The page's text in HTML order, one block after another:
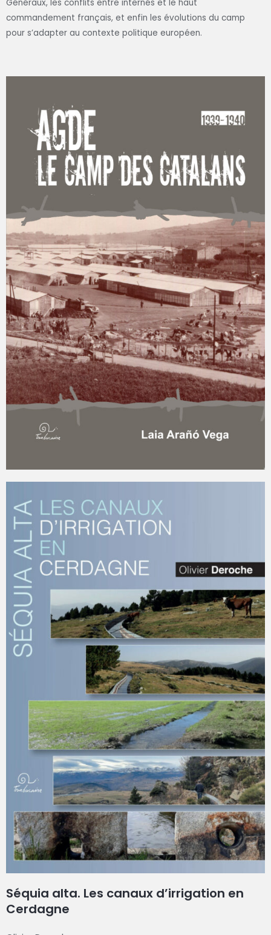
Généraux, les conflits entre internés et le haut
commandement français, et enfin les évolutions du camp
pour s’adapter au contexte politique européen.
Séquia alta. Les canaux d’irrigation en
Cerdagne